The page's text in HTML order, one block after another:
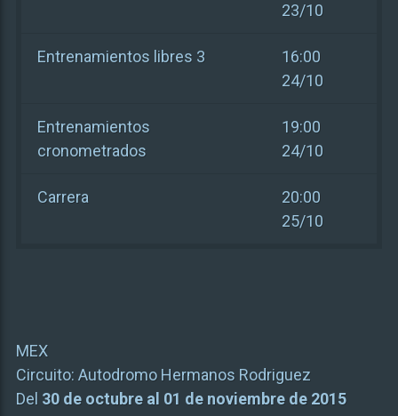
23/10
Entrenamientos libres 3
16:00
24/10
Entrenamientos
cronometrados
19:00
24/10
Carrera
20:00
25/10
MEX
Circuito: Autodromo Hermanos Rodriguez
Del 30 de octubre al 01 de noviembre de 2015